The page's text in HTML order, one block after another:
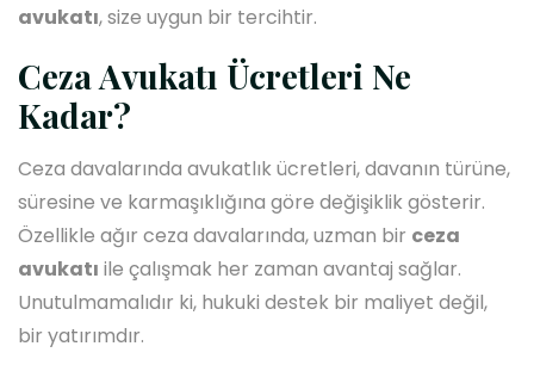
avukatı, size uygun bir tercihtir.
Ceza Avukatı Ücretleri Ne
Kadar?
Ceza davalarında avukatlık ücretleri, davanın türüne,
süresine ve karmaşıklığına göre değişiklik gösterir.
Özellikle ağır ceza davalarında, uzman bir ceza
avukatı ile çalışmak her zaman avantaj sağlar.
Unutulmamalıdır ki, hukuki destek bir maliyet değil,
bir yatırımdır.